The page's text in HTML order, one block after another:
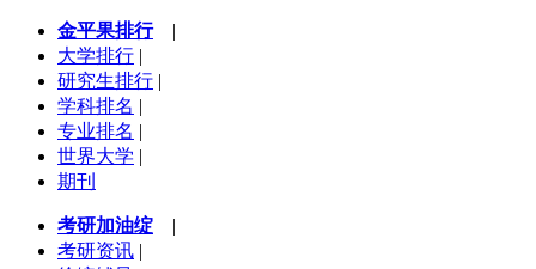
金平果排行|
大学排行 |
研究生排行 |
学科排名 |
专业排名 |
世界大学 |
期刊
考研加油绽 |
考研资讯 |